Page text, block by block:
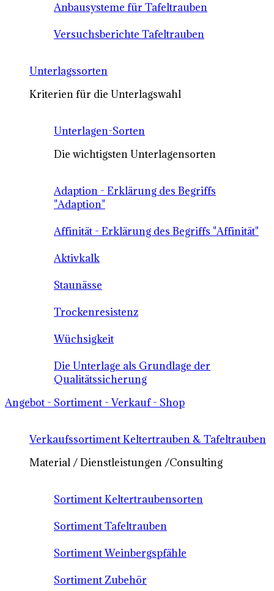
Anbausysteme für Tafeltrauben
Versuchsberichte Tafeltrauben
Unterlagssorten
Kriterien für die Unterlagswahl
Unterlagen-Sorten
Die wichtigsten Unterlagensorten
Adaption - Erklärung des Begriffs
"Adaption"
Affinität - Erklärung des Begriffs "Affinität"
Aktivkalk
Staunässe
Trockenresistenz
Wüchsigkeit
Die Unterlage als Grundlage der
Qualitätssicherung
Angebot - Sortiment - Verkauf - Shop
Verkaufssortiment Keltertrauben & Tafeltrauben
Material / Dienstleistungen /Consulting
Sortiment Keltertraubensorten
Sortiment Tafeltrauben
Sortiment Weinbergspfähle
Sortiment Zubehör